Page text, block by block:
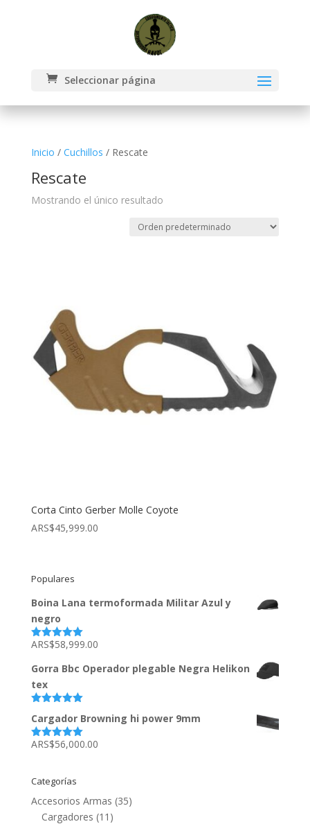
Seleccionar página
Inicio / Cuchillos / Rescate
Rescate
Mostrando el único resultado
Corta Cinto Gerber Molle Coyote
ARS$45,999.00
Populares
Boina Lana termoformada Militar Azul y
negro
Valorado
5
ARS$58,999.00
Gorra Bbc Operador plegable Negra Helikon
tex
con5.00de
5
Cargador Browning hi power 9mm
Valorado
ARS$56,000.00
Categorías
Accesorios Armas (35)
Cargadores (11)